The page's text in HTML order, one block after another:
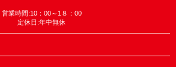
営業時間:10：00～1８：00
定休日:年中無休